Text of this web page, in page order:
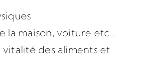
la maison, voiture etc…
des aliments et